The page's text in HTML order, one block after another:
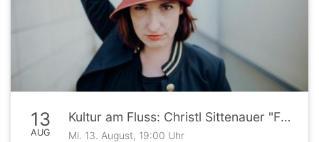
13
AUG
Kultur am Fluss: Christl Sittenauer "Frauen sind keine Menschen"
Mi. 13. August, 19:00 Uhr